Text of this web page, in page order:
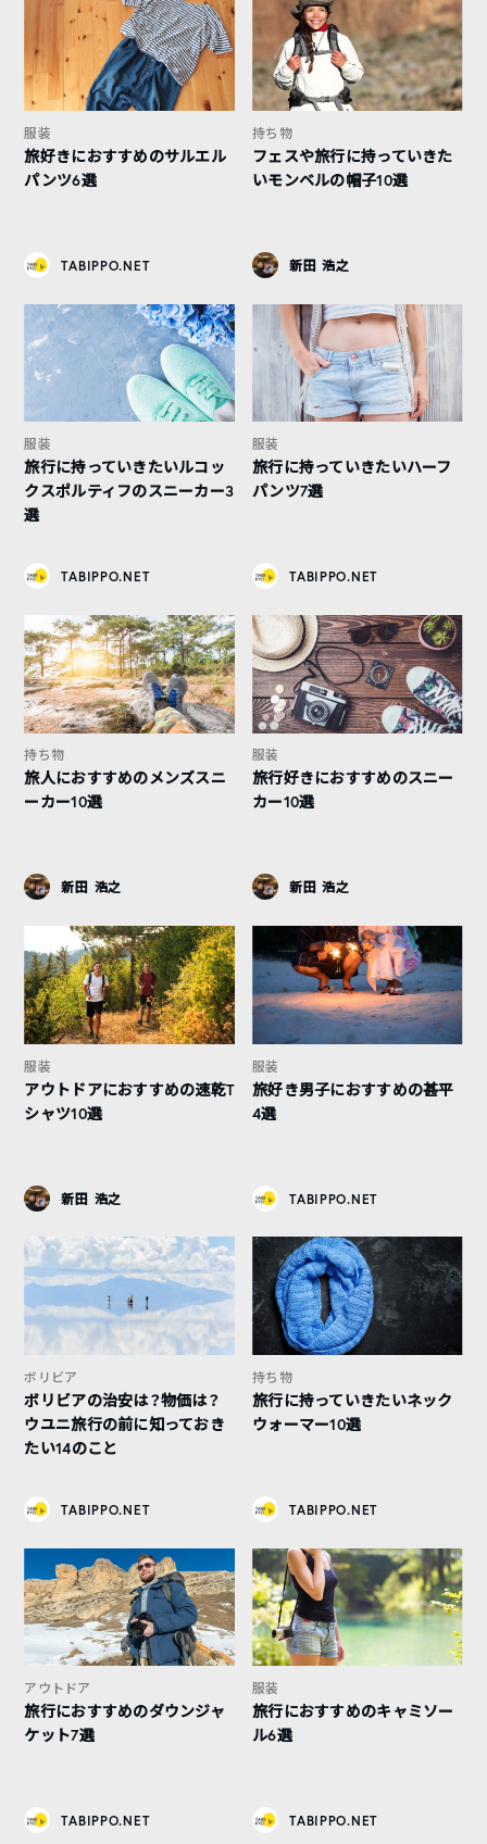
服装
旅好きにおすすめのサルエル
パンツ6選
TABIPPO.NET
持ち物
フェスや旅行に持っていきた
いモンベルの帽子10選
新田 浩之
服装
旅行に持っていきたいルコッ
クスポルティフのスニーカー3
選
TABIPPO.NET
服装
旅行に持っていきたいハーフ
パンツ7選
TABIPPO.NET
持ち物
旅人におすすめのメンズスニ
ーカー10選
新田 浩之
服装
旅行好きにおすすめのスニー
カー10選
新田 浩之
服装
アウトドアにおすすめの速乾T
シャツ10選
新田 浩之
服装
旅好き男子におすすめの甚平
4選
TABIPPO.NET
ボリビア
ボリビアの治安は？物価は？
ウユニ旅行の前に知っておき
たい14のこと
TABIPPO.NET
持ち物
旅行に持っていきたいネック
ウォーマー10選
TABIPPO.NET
アウトドア
旅行におすすめのダウンジャ
ケット7選
TABIPPO.NET
服装
旅行におすすめのキャミソー
ル6選
TABIPPO.NET